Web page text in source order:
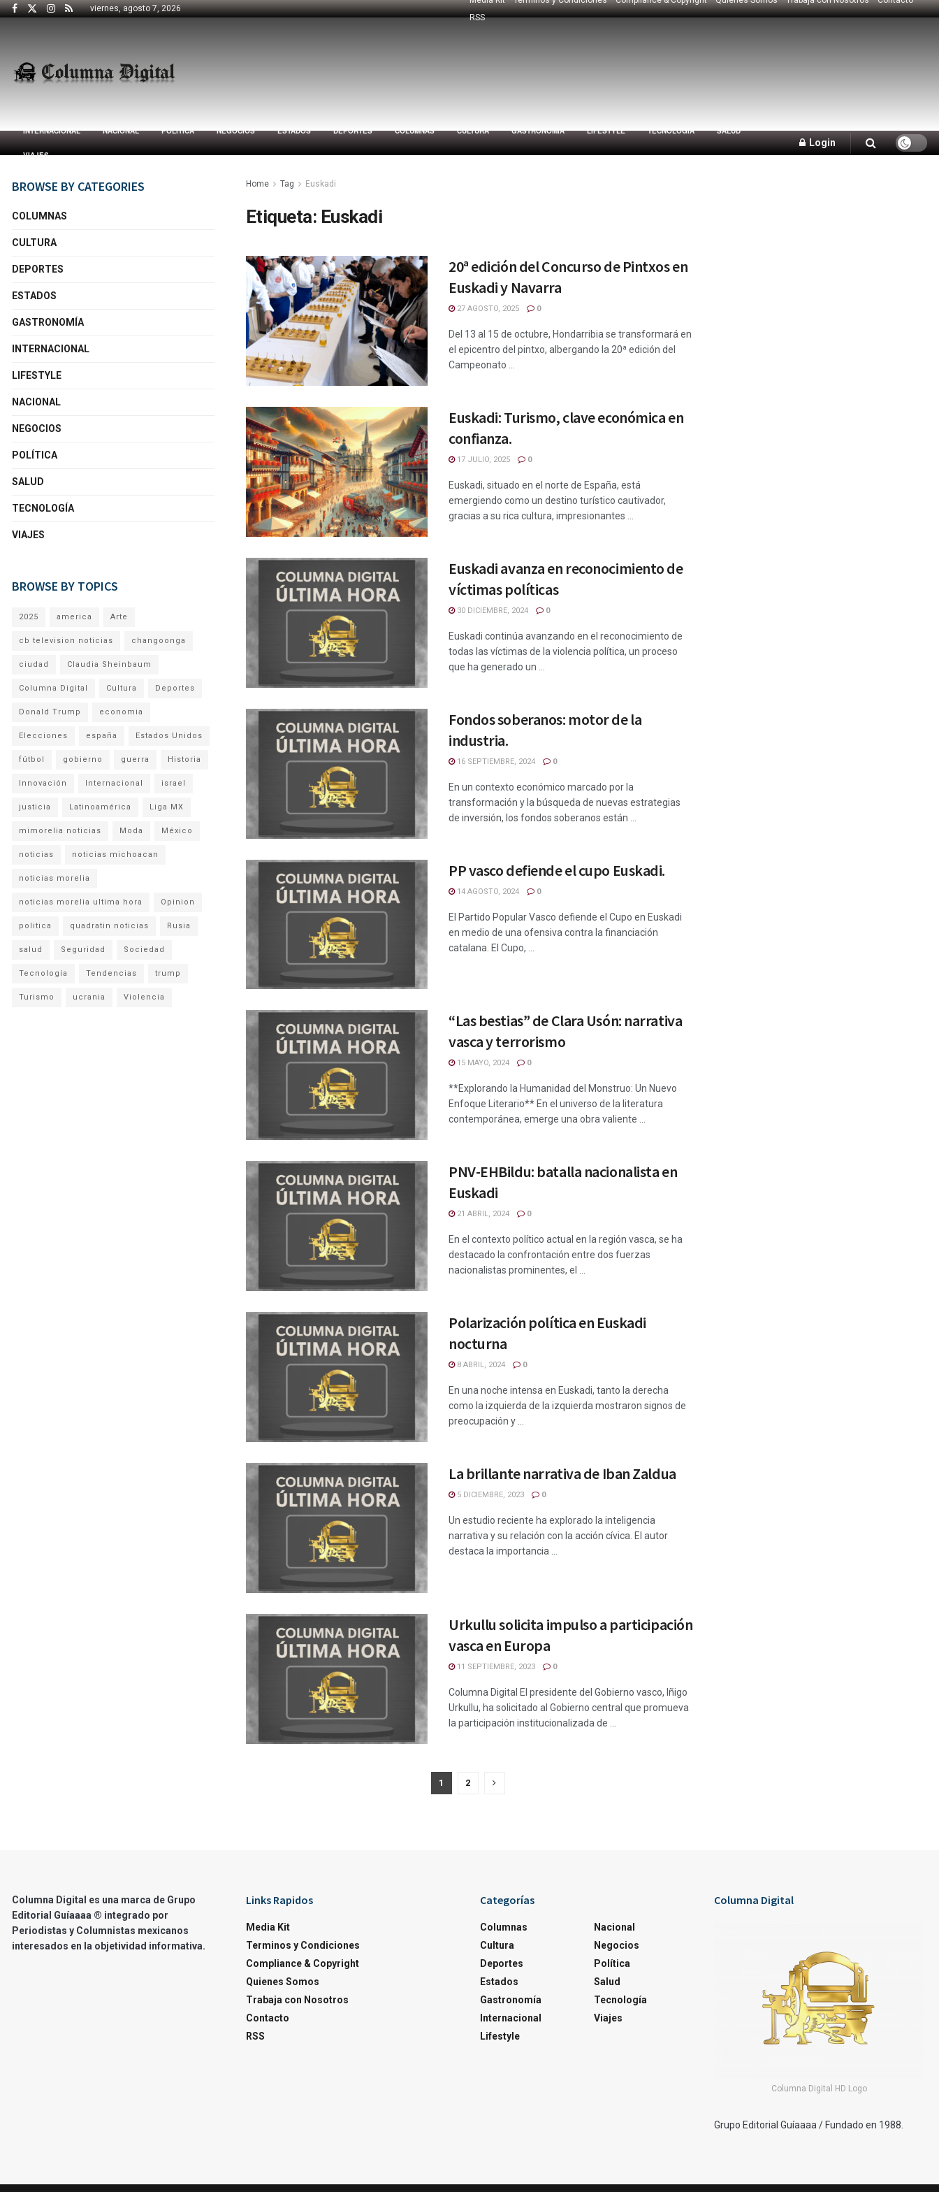
viernes, agosto 7, 2026
RSS
INTERNACIONAL NACIONAL POLÍTICA NEGOCIOS ESTADOS DEPORTES COLUMNAS CULTURA GASTRONOMÍA LIFESTYLE TECNOLOGÍA SALUD
VIAJES
Login
Home Tag Euskadi
Etiqueta: Euskadi
20ª edición del Concurso de Pintxos en
Euskadi y Navarra
27 AGOSTO, 2025 0
Del 13 al 15 de octubre, Hondarribia se transformará en
el epicentro del pintxo, albergando la 20ª edición del
Campeonato ...
Euskadi: Turismo, clave económica en
confianza.
17 JULIO, 2025 0
Euskadi, situado en el norte de España, está
emergiendo como un destino turístico cautivador,
gracias a su rica cultura, impresionantes ...
Euskadi avanza en reconocimiento de
víctimas políticas
30 DICIEMBRE, 2024 0
Euskadi continúa avanzando en el reconocimiento de
todas las víctimas de la violencia política, un proceso
que ha generado un ...
Fondos soberanos: motor de la
industria.
16 SEPTIEMBRE, 2024 0
En un contexto económico marcado por la
transformación y la búsqueda de nuevas estrategias
de inversión, los fondos soberanos están ...
PP vasco defiende el cupo Euskadi.
14 AGOSTO, 2024 0
El Partido Popular Vasco defiende el Cupo en Euskadi
en medio de una ofensiva contra la financiación
catalana. El Cupo, ...
“Las bestias” de Clara Usón: narrativa
vasca y terrorismo
15 MAYO, 2024 0
**Explorando la Humanidad del Monstruo: Un Nuevo
Enfoque Literario** En el universo de la literatura
contemporánea, emerge una obra valiente ...
PNV-EHBildu: batalla nacionalista en
Euskadi
21 ABRIL, 2024 0
En el contexto político actual en la región vasca, se ha
destacado la confrontación entre dos fuerzas
nacionalistas prominentes, el ...
Polarización política en Euskadi
nocturna
8 ABRIL, 2024 0
En una noche intensa en Euskadi, tanto la derecha
como la izquierda de la izquierda mostraron signos de
preocupación y ...
La brillante narrativa de Iban Zaldua
5 DICIEMBRE, 2023 0
Un estudio reciente ha explorado la inteligencia
narrativa y su relación con la acción cívica. El autor
destaca la importancia ...
Urkullu solicita impulso a participación
vasca en Europa
11 SEPTIEMBRE, 2023 0
Columna Digital El presidente del Gobierno vasco, Iñigo
Urkullu, ha solicitado al Gobierno central que promueva
la participación institucionalizada de ...
1 2
BROWSE BY CATEGORIES
COLUMNAS
CULTURA
DEPORTES
ESTADOS
GASTRONOMÍA
INTERNACIONAL
LIFESTYLE
NACIONAL
NEGOCIOS
POLÍTICA
SALUD
TECNOLOGÍA
VIAJES
BROWSE BY TOPICS
2025 america Arte
cb television noticias changoonga
ciudad Claudia Sheinbaum
Columna Digital Cultura Deportes
Donald Trump economia
Elecciones españa Estados Unidos
fútbol gobierno guerra Historia
Innovación Internacional israel
justicia Latinoamérica Liga MX
mimorelia noticias Moda México
noticias noticias michoacan
noticias morelia
noticias morelia ultima hora Opinion
politica quadratin noticias Rusia
salud Seguridad Sociedad
Tecnología Tendencias trump
Turismo ucrania Violencia
Columna Digital es una marca de Grupo
Editorial Guíaaaa ® integrado por
Periodistas y Columnistas mexicanos
interesados en la objetividad informativa.
Links Rapidos
Media Kit
Terminos y Condiciones
Compliance & Copyright
Quienes Somos
Trabaja con Nosotros
Contacto
RSS
Categorías
Columnas
Cultura
Deportes
Estados
Gastronomía
Internacional
Lifestyle
Nacional
Negocios
Política
Salud
Tecnología
Viajes
Columna Digital
Columna Digital HD Logo
Grupo Editorial Guíaaaa / Fundado en 1988.